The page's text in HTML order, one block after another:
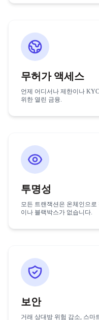
무허가 액세스
언제 어디서나 제한이나
위한 열린 금융.
투명성
모든 트랜잭션은 온체인으
이나 블랙박스가 없습니다.
보안
거래 상대방 위험 감소, 스마